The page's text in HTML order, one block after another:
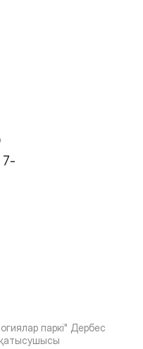
7-
паркі" Дербес
қатысушысы